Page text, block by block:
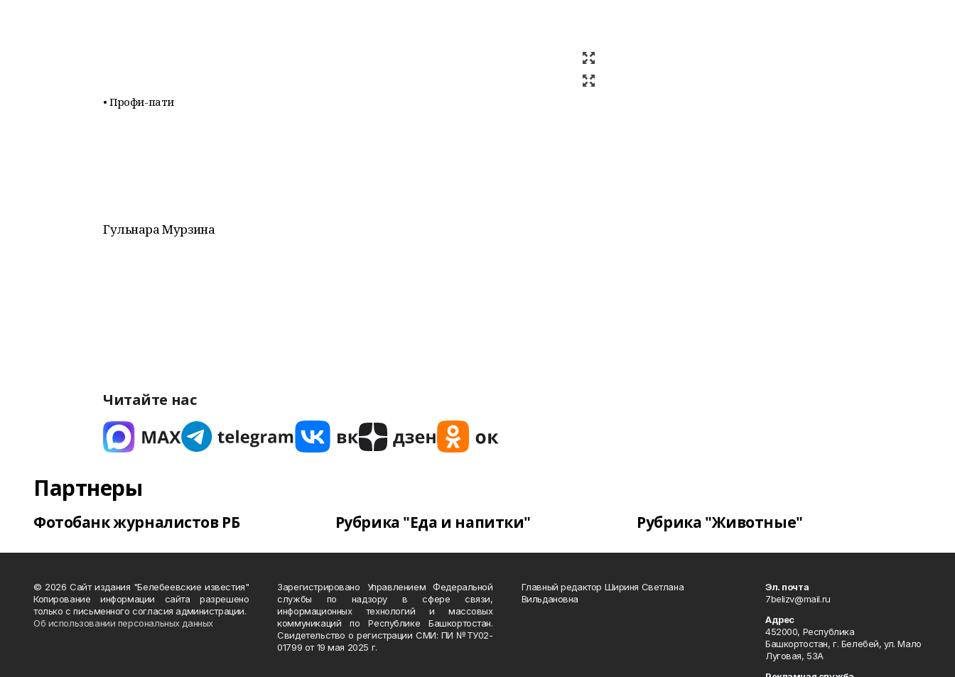
• Профи-пати
Гульнара Мурзина
Читайте нас
Партнеры
Фотобанк журналистов РБ Рубрика "Еда и напитки" Рубрика "Животные"
© 2026 Сайт издания "Белебеевские известия"
Копирование информации сайта разрешено
только с письменного согласия администрации.
Об использовании персональных данных
Зарегистрировано Управлением Федеральной
службы по надзору в сфере связи,
информационных технологий и массовых
коммуникаций по Республике Башкортостан.
Свидетельство о регистрации СМИ: ПИ №ТУ02-
01799 от 19 мая 2025 г.
Главный редактор Шириня Светлана
Вильдановна
Эл. почта
7belizv@mail.ru
Адрес
452000, Республика
Башкортостан, г. Белебей, ул. Мало
Луговая, 53А